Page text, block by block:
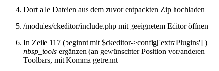
Dort alle Dateien aus dem zuvor entpackten Zip hochladen
/modules/ckeditor/include.php mit geeignetem Editor öffnen
In Zeile 117 (beginnt mit $ckeditor->config['extraPlugins'] )
nbsp_tools ergänzen (an gewünschter Position vor/anderen
Toolbars, mit Komma getrennt